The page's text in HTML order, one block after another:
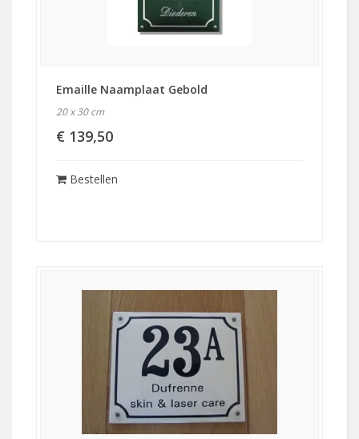
Emaille Naamplaat Gebold
20 x 30 cm
€ 139,50
Bestellen